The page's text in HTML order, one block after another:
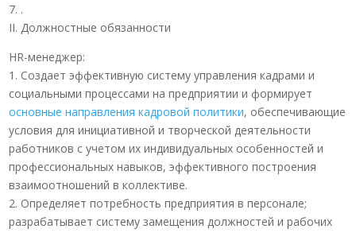
7. .
II. Должностные обязанности
HR-менеджер:
1. Создает эффективную систему управления кадрами и
социальными процессами на предприятии и формирует
основные направления кадровой политики, обеспечивающие
условия для инициативной и творческой деятельности
работников с учетом их индивидуальных особенностей и
профессиональных навыков, эффективного построения
взаимоотношений в коллективе.
2. Определяет потребность предприятия в персонале;
разрабатывает систему замещения должностей и рабочих